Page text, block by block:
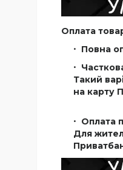
Оплата
Повна
Такий
на карту
Оплата
Для